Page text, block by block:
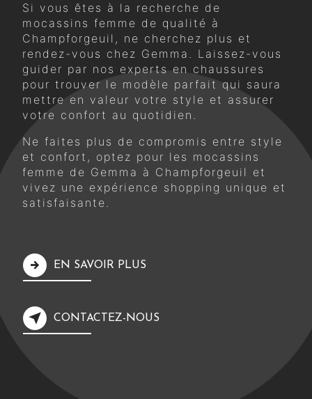
Si vous êtes à la recherche de
mocassins femme de qualité à
Champforgeuil, ne cherchez plus et
rendez-vous chez Gemma. Laissez-vous
guider par nos experts en chaussures
pour trouver le modèle parfait qui saura
mettre en valeur votre style et assurer
votre confort au quotidien.
Ne faites plus de compromis entre style
et confort, optez pour les mocassins
femme de Gemma à Champforgeuil et
vivez une expérience shopping unique et
satisfaisante.
EN SAVOIR PLUS
CONTACTEZ-NOUS